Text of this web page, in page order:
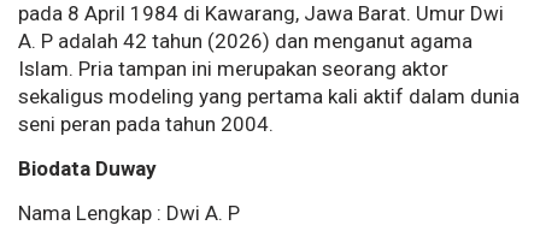
pada 8 April 1984 di Kawarang, Jawa Barat. Umur Dwi
A. P adalah 42 tahun (2026) dan menganut agama
Islam. Pria tampan ini merupakan seorang aktor
sekaligus modeling yang pertama kali aktif dalam dunia
seni peran pada tahun 2004.
Biodata Duway
Nama Lengkap : Dwi A. P